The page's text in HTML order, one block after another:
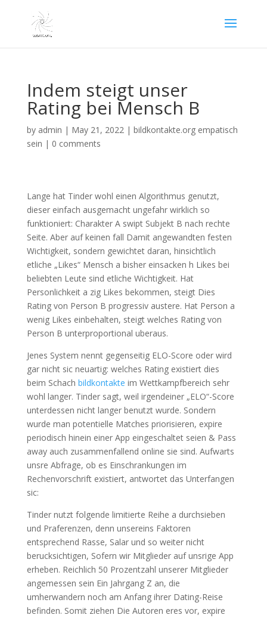
Indem steigt unser
Rating bei Mensch B
by admin | May 21, 2022| bildkontakte.org empatisch
sein | 0 comments
Lange hat Tinder wohl einen Algorithmus genutzt,
dieser einfach ausgemacht ungefahr wirklich so
funktioniert: Charakter A swipt Subjekt B nach rechte
Seite. Aber auf keinen fall Damit angewandten festen
Wichtigkeit, sondern gewichtet daran, hinsichtlich
etliche „Likes“ Mensch a bisher einsacken h Likes bei
beliebten Leute sind etliche Wichtigkeit. Hat
Personlichkeit a zig Likes bekommen, steigt Dies
Rating von Person B progressiv austere. Hat Person a
wenig Likes einbehalten, steigt welches Rating von
Person B unterproportional uberaus.
Jenes System nennt gegenseitig ELO-Score oder wird
gar nicht sic neuartig: welches Rating existiert dies
beim Schach bildkontakte im Wettkampfbereich sehr
wohl langer. Tinder sagt, weil irgendeiner „ELO“-Score
unterdessen nicht langer benutzt wurde. Sondern
wurde man potentielle Matches priorisieren, expire
periodisch hinein einer App eingeschaltet seien & Pass
away auch zusammenfallend online sie sind. Aufwarts
unsre Abfrage, ob es Einschrankungen im
Rechenvorschrift existiert, antwortet das Unterfangen
sic:
Tinder nutzt folgende limitierte Reihe a durchsieben
und Praferenzen, denn unsereins Faktoren
entsprechend Rasse, Salar und so weiter nicht
berucksichtigen, Sofern wir Mitglieder auf unsrige App
erheben. Reichlich 50 Prozentzahl unserer Mitglieder
angemessen sein Ein Jahrgang Z an, die
umherwandern noch am Anfang ihrer Dating-Reise
befinden. Somit ziehen Die Autoren eres vor, expire